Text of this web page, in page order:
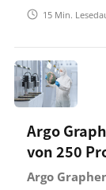
15 Min.
Argo
von 250
Argo